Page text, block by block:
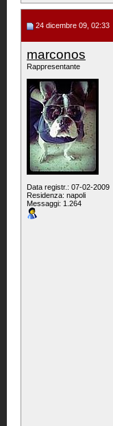
24 dicembre 09, 02:33
marconos
Rappresentante
Data registr.: 07-02-2009
Residenza: napoli
Messaggi: 1.264